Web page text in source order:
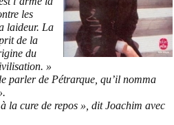
les
laideur. La
de la
du
»
parler de Pétrarque, qu’il nomma
la cure de repos », dit Joachim avec